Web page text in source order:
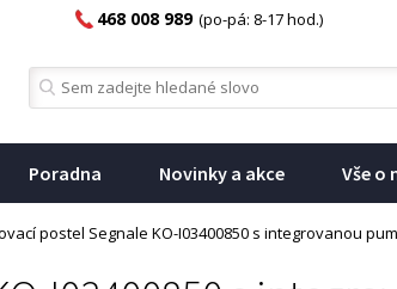
468 008 989 (po-pá: 8-17 hod.)
Poradna Novinky a akce Vše o
postel Segnale KO-I03400850 s integrovanou